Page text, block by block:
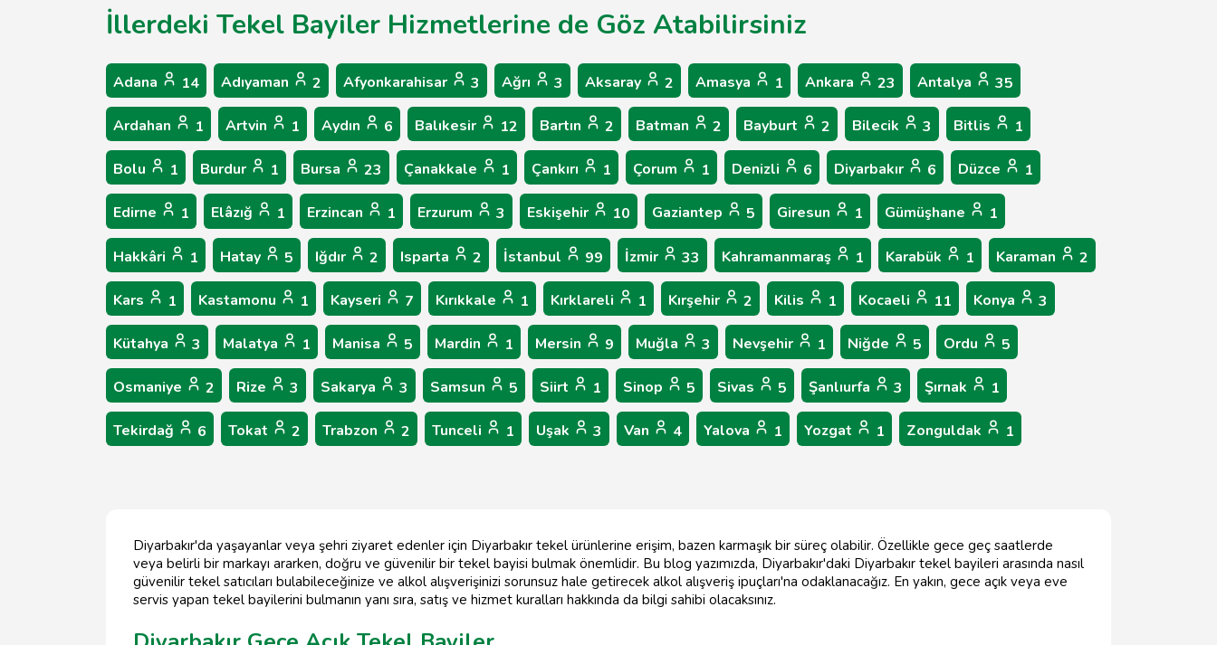
İllerdeki Tekel Bayiler Hizmetlerine de Göz Atabilirsiniz
Adana 14 Adıyaman 2 Afyonkarahisar 3 Ağrı 3 Aksaray 2 Amasya 1 Ankara 23 Antalya 35
Ardahan 1 Artvin 1 Aydın 6 Balıkesir 12 Bartın 2 Batman 2 Bayburt 2 Bilecik 3 Bitlis 1
Bolu 1 Burdur 1 Bursa 23 Çanakkale 1 Çankırı 1 Çorum 1 Denizli 6 Diyarbakır 6 Düzce 1
Edirne 1 Elâzığ 1 Erzincan 1 Erzurum 3 Eskişehir 10 Gaziantep 5 Giresun 1 Gümüşhane 1
Hakkâri 1 Hatay 5 Iğdır 2 Isparta 2 İstanbul 99 İzmir 33 Kahramanmaraş 1 Karabük 1 Karaman 2
Kars 1 Kastamonu 1 Kayseri 7 Kırıkkale 1 Kırklareli 1 Kırşehir 2 Kilis 1 Kocaeli 11 Konya 3
Kütahya 3 Malatya 1 Manisa 5 Mardin 1 Mersin 9 Muğla 3 Nevşehir 1 Niğde 5 Ordu 5
Osmaniye 2 Rize 3 Sakarya 3 Samsun 5 Siirt 1 Sinop 5 Sivas 5 Şanlıurfa 3 Şırnak 1
Tekirdağ 6 Tokat 2 Trabzon 2 Tunceli 1 Uşak 3 Van 4 Yalova 1 Yozgat 1 Zonguldak 1
Diyarbakır'da yaşayanlar veya şehri ziyaret edenler için Diyarbakır tekel ürünlerine erişim, bazen karmaşık bir süreç olabilir. Özellikle gece geç saatlerde
veya belirli bir markayı ararken, doğru ve güvenilir bir tekel bayisi bulmak önemlidir. Bu blog yazımızda, Diyarbakır'daki Diyarbakır tekel bayileri arasında nasıl
güvenilir tekel satıcıları bulabileceğinize ve alkol alışverişinizi sorunsuz hale getirecek alkol alışveriş ipuçları'na odaklanacağız. En yakın, gece açık veya eve
servis yapan tekel bayilerini bulmanın yanı sıra, satış ve hizmet kuralları hakkında da bilgi sahibi olacaksınız.